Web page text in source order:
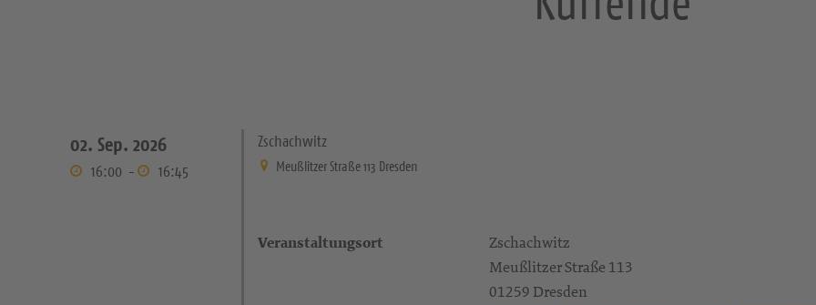
02. Sep. 2026
16:00 - 16:45
Zschachwitz
Meußlitzer Straße 113 Dresden
Veranstaltungsort
Zschachwitz
Meußlitzer Straße 113
01259 Dresden